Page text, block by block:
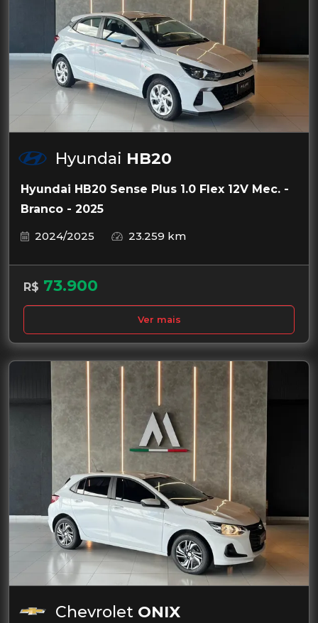
Hyundai HB20
Hyundai HB20 Sense Plus 1.0 Flex 12V Mec. -
Branco - 2025
2024/2025
23.259 km
R$ 73.900
Ver mais
Chevrolet ONIX